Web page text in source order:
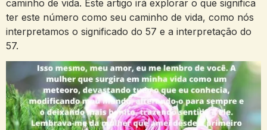
caminho de vida. Este artigo irá explorar o que significa
ter este número como seu caminho de vida, como nós
interpretamos o significado do 57 e a interpretação do
57.